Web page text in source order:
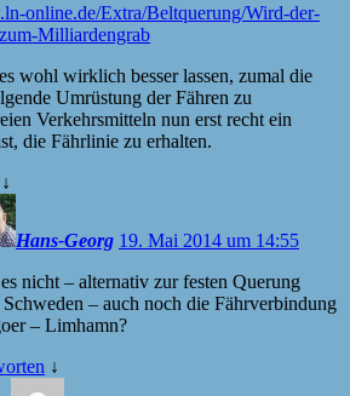
online.de/Extra/Beltquerung/Wird-der-
Milliardengrab
wohl wirklich besser lassen, zumal die
Umrüstung der Fähren zu
Verkehrsmitteln nun erst recht ein
die Fährlinie zu erhalten.
↓
Hans-Georg 19. Mai 2014 um 14:55
nicht – alternativ zur festen Querung
Schweden – auch noch die Fährverbindung
– Limhamn?
↓